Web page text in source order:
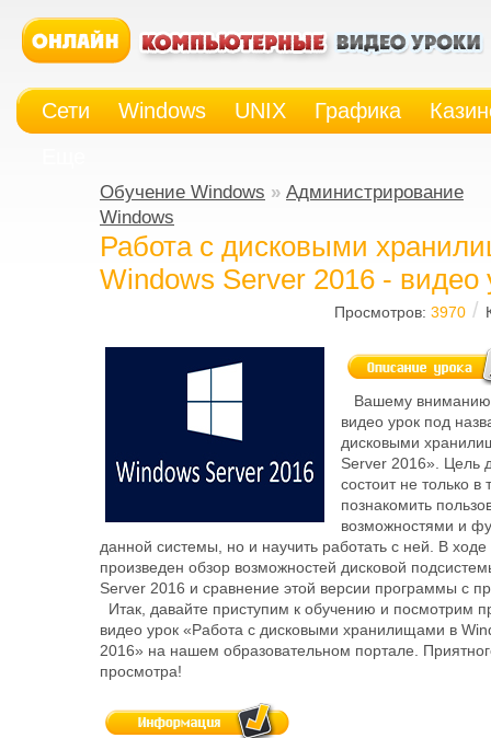
Сети Windows UNIX Графика
Обучение Windows » Администрирование
Windows
Работа с дисковыми
Windows Server 2016 - видео
Просмотров: 3970 /
Вашему вниманию
видео урок под
дисковыми
Server 2016». Цель
состоит не только в
познакомить
возможностями и
данной системы, но и научить работать с ней. В ходе
произведен обзор возможностей дисковой
Server 2016 и сравнение этой версии программы с
Итак, давайте приступим к обучению и посмотрим
видео урок «Работа с дисковыми хранилищами в
2016» на нашем образовательном портале.
просмотра!